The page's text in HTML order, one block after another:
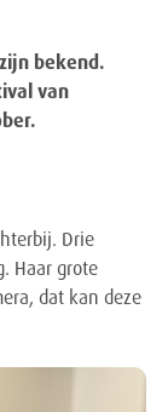
bekend.
van
Drie
Haar grote
dat kan deze